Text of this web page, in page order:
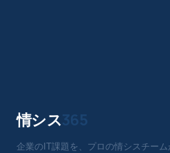
情シス365
企業のIT課題を、プロの情シスチーム